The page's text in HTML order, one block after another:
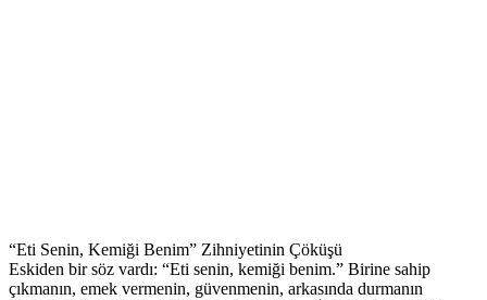
“Eti Senin, Kemiği Benim” Zihniyetinin Çöküşü
Eskiden bir söz vardı: “Eti senin, kemiği benim.” Birine sahip
çıkmanın, emek vermenin, güvenmenin, arkasında durmanın